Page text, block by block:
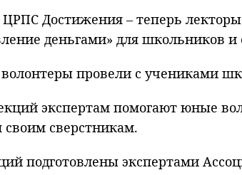
Достижения – теперь лекторы
деньгами» для школьников и
провели с учениками
экспертам помогают юные
своим сверстникам.
подготовлены экспертами